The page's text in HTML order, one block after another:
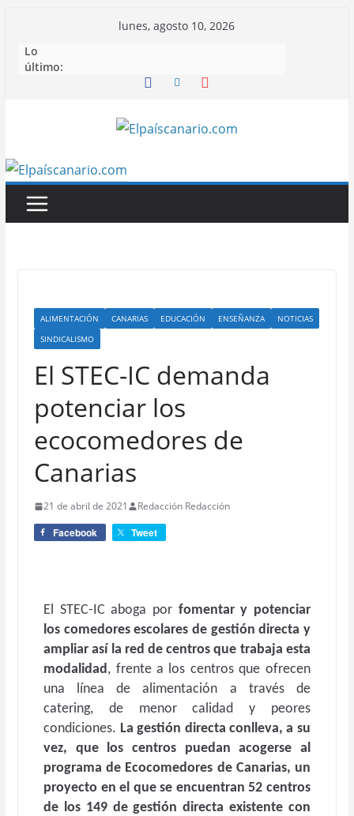
contenido
lunes, agosto 10, 2026
Lo
último:
ALIMENTACIÓN CANARIAS EDUCACIÓN ENSEÑANZA
NOTICIAS
SINDICALISMO
El STEC-IC demanda
potenciar los
ecocomedores de
Canarias
21 de abril de 2021 Redacción Redacción
Facebook Tweet
El STEC-IC aboga por fomentar y potenciar
los comedores escolares de gestión directa y
ampliar así la red de centros que trabaja esta
modalidad, frente a los centros que ofrecen
una línea de alimentación a través de
catering, de menor calidad y peores
condiciones. La gestión directa conlleva, a su
vez, que los centros puedan acogerse al
programa de Ecocomedores de Canarias, un
proyecto en el que se encuentran 52 centros
de los 149 de gestión directa existente con